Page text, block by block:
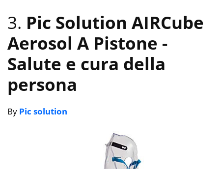
3. Pic Solution AIRCube
Aerosol A Pistone -
Salute e cura della
persona
By Pic solution